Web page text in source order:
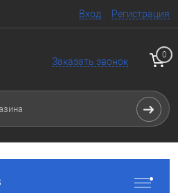
Вход Регистрация
Заказать звонок
0